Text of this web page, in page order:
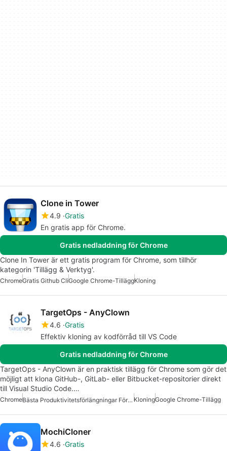
Clone in Tower
4.9 Gratis
En gratis app för Chrome.
Gratis nedladdning för Chrome
Clone In Tower är ett gratis program för Chrome, som tillhör
kategorin 'Tillägg & Verktyg'.
ChromeGratis Github CliGoogle Chrome-TilläggKloning
TargetOps - AnyClown
4.6 Gratis
Effektiv kloning av kodförråd till VS Code
Gratis nedladdning för Chrome
TargetOps - AnyClown är en praktisk tillägg för Chrome som gör det
möjligt att klona GitHub-, GitLab- eller Bitbucket-repositorier direkt
till Visual Studio Code.…
Chrome Bästa Produktivitetsförlängningar För Chrome KloningGoogle Chrome-Tillägg
MochiCloner
4.6 Gratis